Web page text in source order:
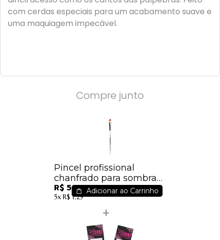
com cerdas especiais para um acabamento suave e
uma maquiagem impecável.
Compre junto
Pincel profissional
chanfrado para sombra
Macrilan Linha W - W110
R$ 5,60
5x R$ 1,29
Adicionar ao Carrinho